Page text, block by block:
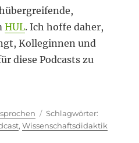
HUL. Ich hoffe daher,
Kolleginnen und
diese Podcasts zu
,Wissenschaftsdidaktik